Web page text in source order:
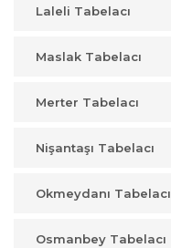
Laleli Tabelacı
Maslak Tabelacı
Merter Tabelacı
Nişantaşı Tabelacı
Okmeydanı Tabelacı
Osmanbey Tabelacı